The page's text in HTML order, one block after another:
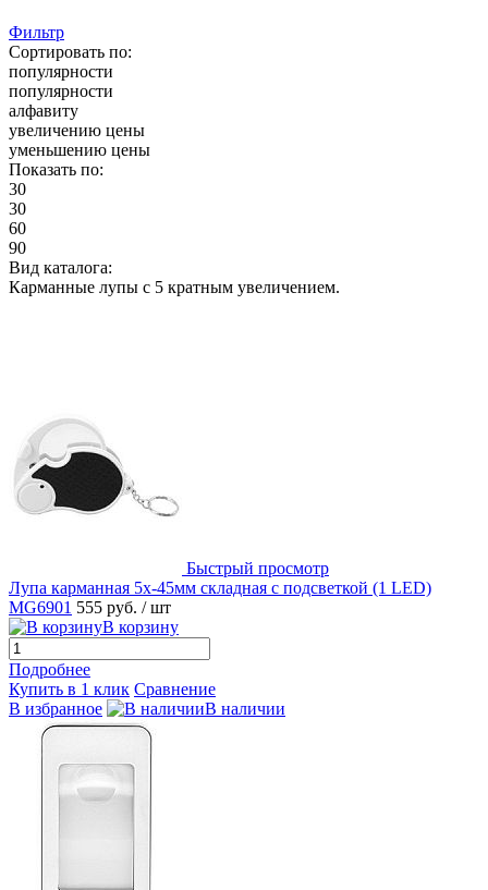
Фильтр
Сортировать по:
популярности
популярности
алфавиту
увеличению цены
уменьшению цены
Показать по:
30
30
60
90
Вид каталога:
Карманные лупы с 5 кратным увеличением.
Быстрый просмотр
Лупа карманная 5х-45мм складная с подсветкой (1 LED)
MG6901 555 руб. / шт
В корзину
Подробнее
Купить в 1 клик Сравнение
В избранное
В наличии